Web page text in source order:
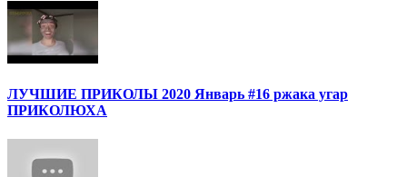
ЛУЧШИЕ ПРИКОЛЫ 2020 Январь #16 ржака угар
ПРИКОЛЮХА